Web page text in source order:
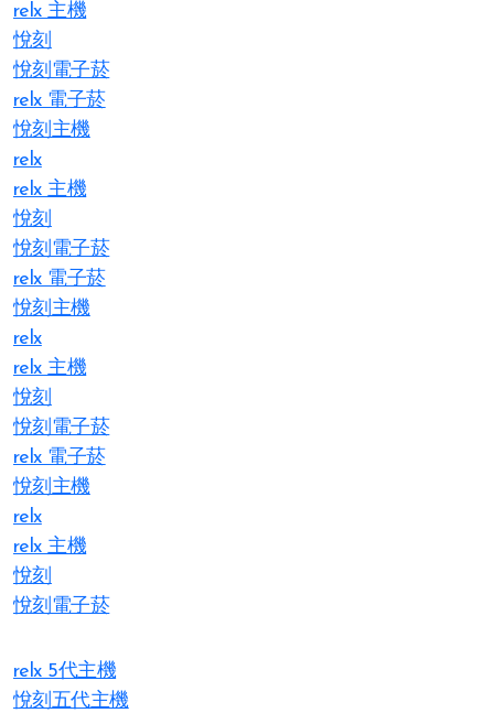
relx 主機
悅刻
悅刻電子菸
relx 電子菸
悅刻主機
relx
relx 主機
悅刻
悅刻電子菸
relx 電子菸
悅刻主機
relx
relx 主機
悅刻
悅刻電子菸
relx 電子菸
悅刻主機
relx
relx 主機
悅刻
悅刻電子菸
relx 5代主機
悅刻五代主機